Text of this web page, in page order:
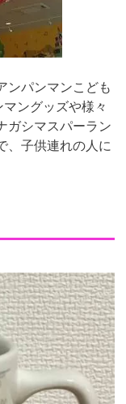
ンパンマンこども
ングッズや様々
ガシマスパーラン
、子供連れの人に